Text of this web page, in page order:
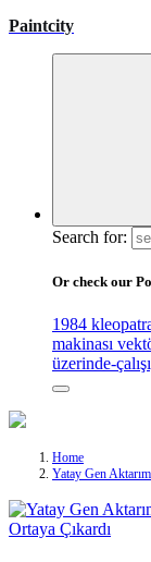
Paintcity
Search for:
Or check our
1984
makinası
üzerinde-
Home
Yatay Gen